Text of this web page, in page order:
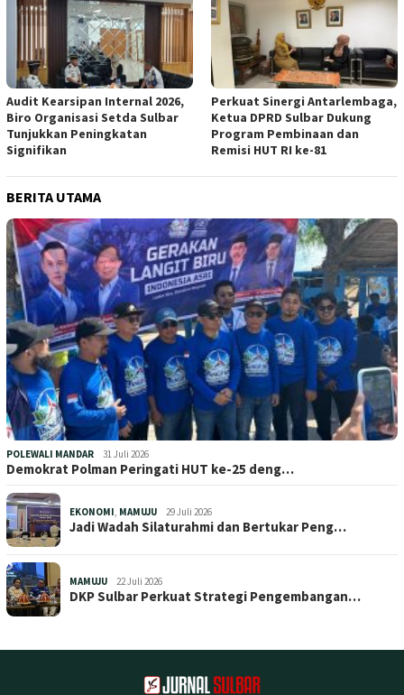
Audit Kearsipan Internal 2026,
Biro Organisasi Setda Sulbar
Tunjukkan Peningkatan
Signifikan
Perkuat Sinergi Antarlembaga,
Ketua DPRD Sulbar Dukung
Program Pembinaan dan
Remisi HUT RI ke-81
BERITA UTAMA
POLEWALI MANDAR 31 Juli 2026
Demokrat Polman Peringati HUT ke-25 deng…
EKONOMI MAMUJU 29 Juli 2026
Jadi Wadah Silaturahmi dan Bertukar Peng…
MAMUJU 22 Juli 2026
DKP Sulbar Perkuat Strategi Pengembangan…